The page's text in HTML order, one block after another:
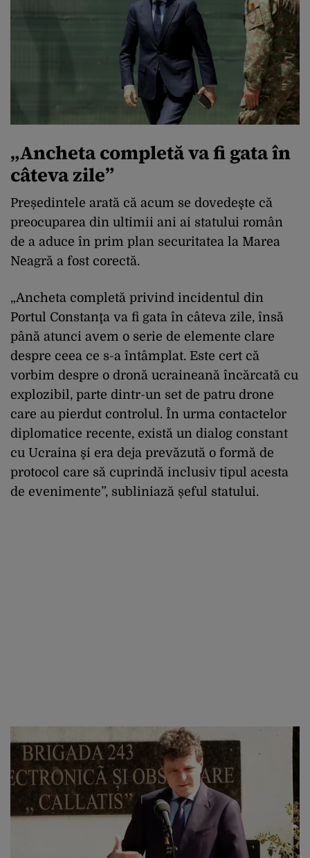
„Ancheta completă va fi gata în
câteva zile”
Președintele arată că acum se dovedeşte că
preocuparea din ultimii ani ai statului român
de a aduce în prim plan securitatea la Marea
Neagră a fost corectă.
„Ancheta completă privind incidentul din
Portul Constanţa va fi gata în câteva zile, însă
până atunci avem o serie de elemente clare
despre ceea ce s-a întâmplat. Este cert că
vorbim despre o dronă ucraineană încărcată cu
explozibil, parte dintr-un set de patru drone
care au pierdut controlul. În urma contactelor
diplomatice recente, există un dialog constant
cu Ucraina şi era deja prevăzută o formă de
protocol care să cuprindă inclusiv tipul acesta
de evenimente”, subliniază șeful statului.